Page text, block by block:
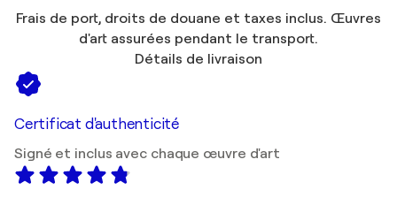
Frais de port, droits de douane et taxes inclus. Œuvres
d'art assurées pendant le transport.
Détails de livraison
Certificat d'authenticité
Signé et inclus avec chaque œuvre d'art